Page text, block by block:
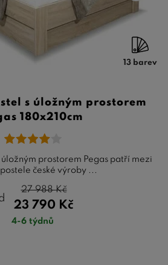
13 barev
s úložným prostorem
180x210cm
prostorem Pegas patří mezi
české výroby ...
23 790 Kč
27 988Kč
4-6 týdnů